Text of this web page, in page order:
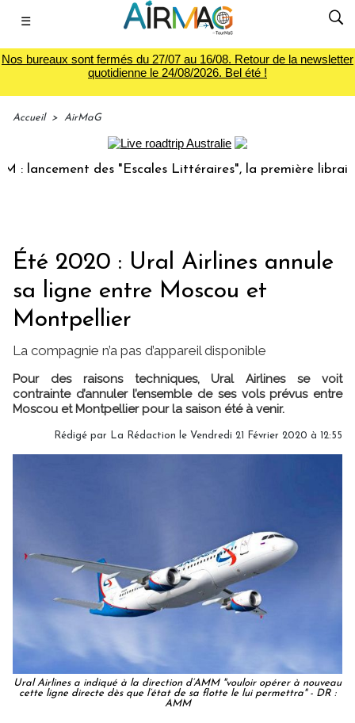
☰
Nos bureaux sont fermés du 27/07 au 16/08. Retour de la newsletter
quotidienne le 24/08/2026. Bel été !
Accueil > AirMaG
des "Escales Littéraires", la première librairie du
Été 2020 : Ural Airlines annule
sa ligne entre Moscou et
Montpellier
La compagnie n’a pas d’appareil disponible
Pour des raisons techniques, Ural Airlines se voit
contrainte d’annuler l’ensemble de ses vols prévus entre
Moscou et Montpellier pour la saison été à venir.
Rédigé par La Rédaction le Vendredi 21 Février 2020 à 12:55
Ural Airlines a indiqué à la direction d’AMM "vouloir opérer à nouveau
cette ligne directe dès que l’état de sa flotte le lui permettra" - DR :
AMM